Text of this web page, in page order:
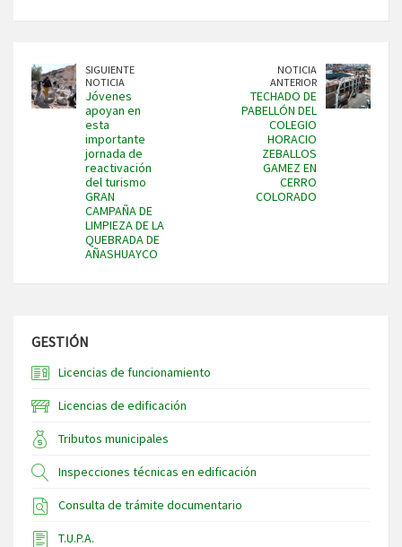
SIGUIENTE
NOTICIA
Jóvenes
apoyan en
esta
importante
jornada de
reactivación
del turismo
GRAN
CAMPAÑA DE
LIMPIEZA DE LA
QUEBRADA DE
AÑASHUAYCO
NOTICIA
ANTERIOR
TECHADO DE
PABELLÓN DEL
COLEGIO
HORACIO
ZEBALLOS
GAMEZ EN
CERRO
COLORADO
GESTIÓN
Licencias de funcionamiento
Licencias de edificación
Tributos municipales
Inspecciones técnicas en edificación
Consulta de trámite documentario
T.U.P.A.